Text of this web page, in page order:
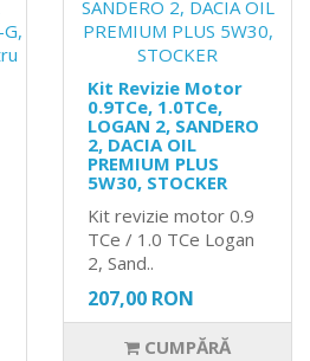
Kit Revizie Motor
0.9TCe, 1.0TCe,
LOGAN 2, SANDERO
2, DACIA OIL
PREMIUM PLUS
5W30, STOCKER
Kit revizie motor 0.9
TCe / 1.0 TCe Logan
2, Sand..
207,00 RON
CUMPĂRĂ